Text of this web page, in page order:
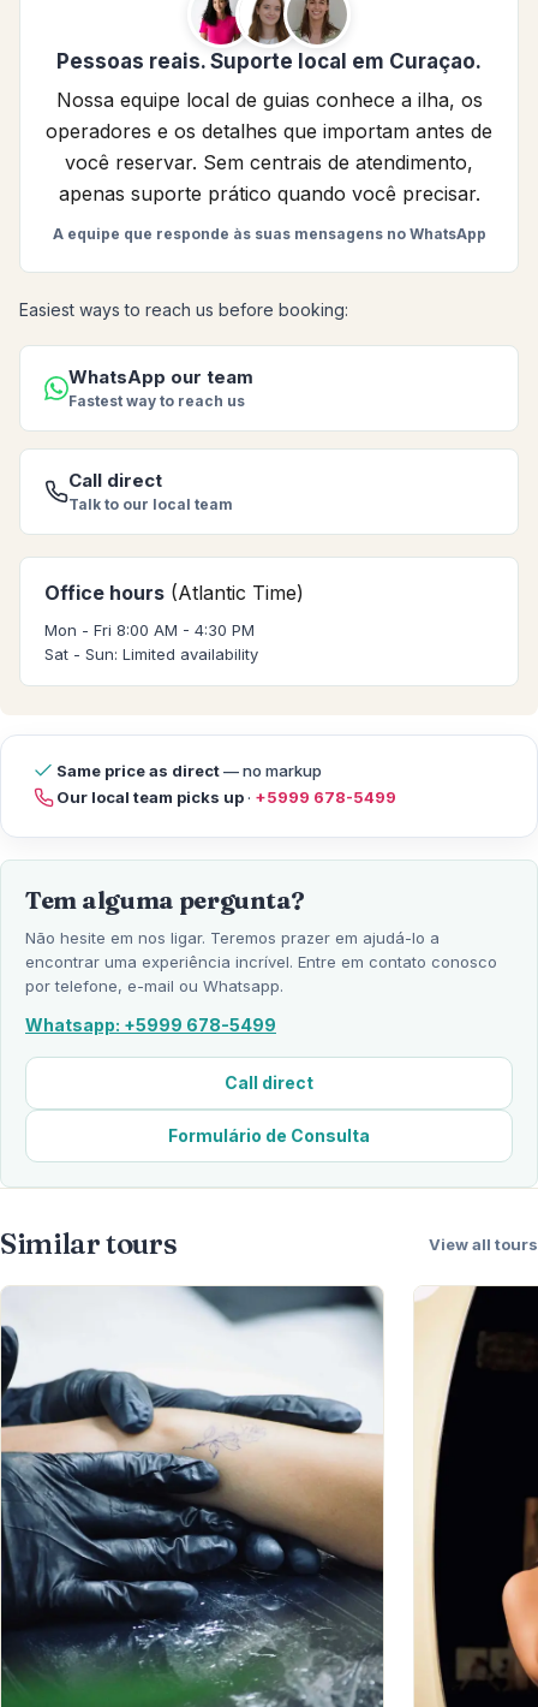
Pessoas reais. Suporte local em Curaçao.
Nossa equipe local de guias conhece a ilha, os
operadores e os detalhes que importam antes de
você reservar. Sem centrais de atendimento,
apenas suporte prático quando você precisar.
A equipe que responde às suas mensagens no WhatsApp
Easiest ways to reach us before booking:
WhatsApp our team
Fastest way to reach us
Call direct
Talk to our local team
Office hours (Atlantic Time)
Mon - Fri 8:00 AM - 4:30 PM
Sat - Sun: Limited availability
Same price as direct— no markup
Our local team picks up· +5999 678-5499
Tem alguma pergunta?
Não hesite em nos ligar. Teremos prazer em ajudá-lo a
encontrar uma experiência incrível. Entre em contato conosco
por telefone, e-mail ou Whatsapp.
Whatsapp: +5999 678-5499
Call direct
Formulário de Consulta
Similar tours View all tours